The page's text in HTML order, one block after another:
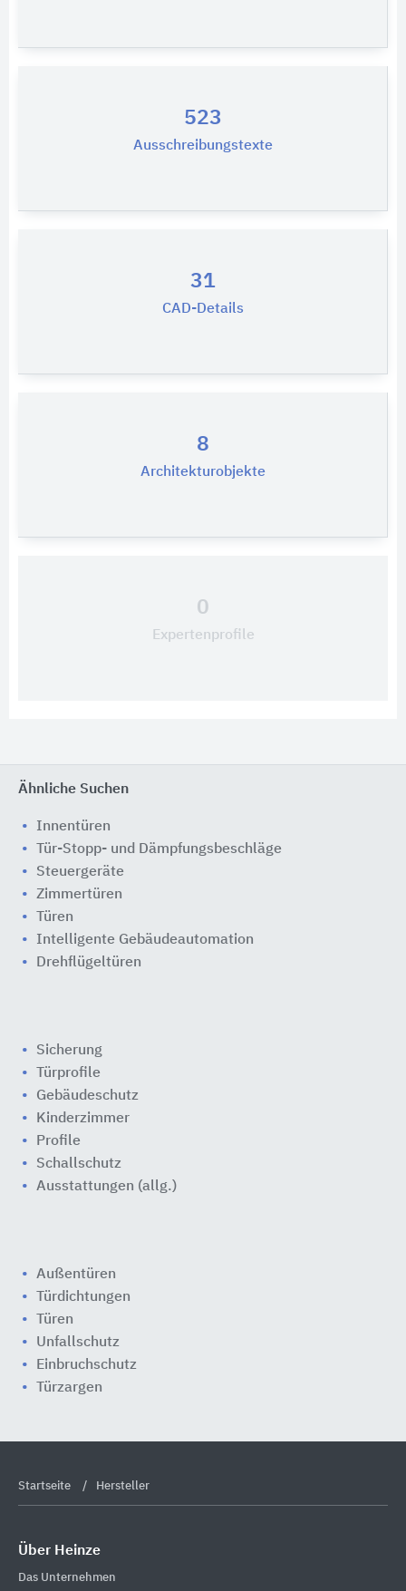
523
Ausschreibungstexte
31
CAD-Details
8
Architekturobjekte
0
Expertenprofile
Ähnliche Suchen
Innentüren
Tür-Stopp- und Dämpfungsbeschläge
Steuergeräte
Zimmertüren
Türen
Intelligente Gebäudeautomation
Drehflügeltüren
Sicherung
Türprofile
Gebäudeschutz
Kinderzimmer
Profile
Schallschutz
Ausstattungen (allg.)
Außentüren
Türdichtungen
Türen
Unfallschutz
Einbruchschutz
Türzargen
Startseite Hersteller
Über Heinze
Das Unternehmen